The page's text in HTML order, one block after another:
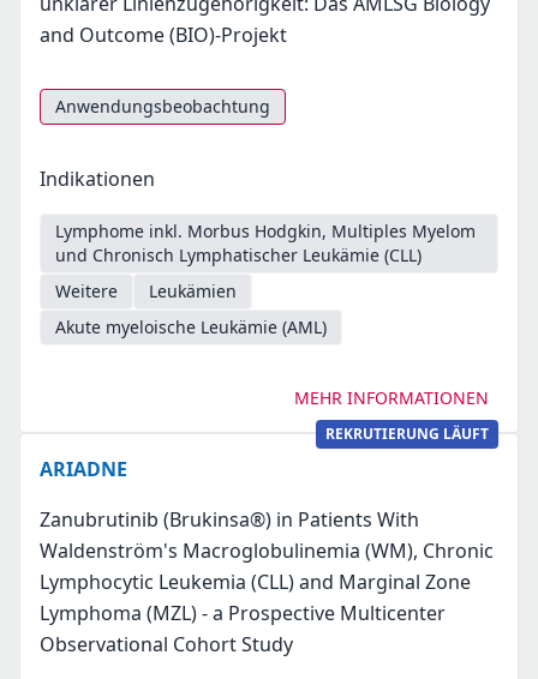
and Outcome (BIO)-Projekt
Anwendungsbeobachtung
Indikationen
Lymphome inkl. Morbus Hodgkin, Multiples Myelom
und Chronisch Lymphatischer Leukämie (CLL)
Weitere
Leukämien
Akute myeloische Leukämie (AML)
MEHR INFORMATIONEN
REKRUTIERUNG LÄUFT
ARIADNE
Zanubrutinib (Brukinsa®) in Patients With
Waldenström's Macroglobulinemia (WM), Chronic
Lymphocytic Leukemia (CLL) and Marginal Zone
Lymphoma (MZL) - a Prospective Multicenter
Observational Cohort Study